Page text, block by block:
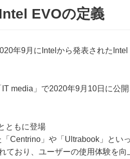
EVOの定義
年9月にIntelから発表された
media」で2020年9月10日に公
ともに登場
「Centrino」や「Ultrabook」とい
ており、ユーザーの使用体験を向